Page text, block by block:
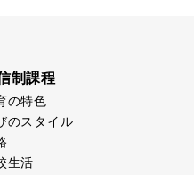
制課程
の特色
のスタイル
生活